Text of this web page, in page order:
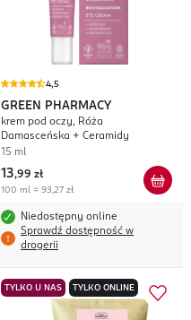
4,5
GREEN PHARMACY
krem pod oczy, Róża
Damasceńska + Ceramidy
15 ml
13,99 zł
100 ml = 93,27 zł
Niedostępny online
Sprawdź dostępność w
drogerii
TYLKO U NAS TYLKO ONLINE